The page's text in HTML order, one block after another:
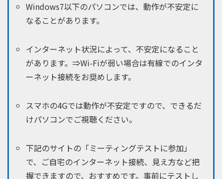
Windows7以下のパソコンでは、動作が不安定に
なることがあります。
インターネット状況によって、不安定になること
があります。⇒Wi-Fiが弱い場合は有線でのインタ
ーネット接続をお奨めします。
スマホの4Gでは動作が不安定ですので、できるだ
けパソコンでご視聴ください。
下記のサイトの「ミーティングテストに参加」
で、ご自宅のインターネット接続、見え方など把
握できますので、おすすめです。事前にテストし